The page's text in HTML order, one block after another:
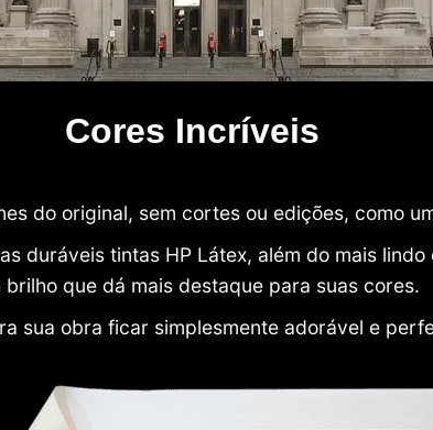
Cores Incríveis
do original, sem cortes ou edições, como
duráveis tintas HP Látex, além do mais
brilho que dá mais destaque para suas cores.
sua obra ficar simplesmente adorável e